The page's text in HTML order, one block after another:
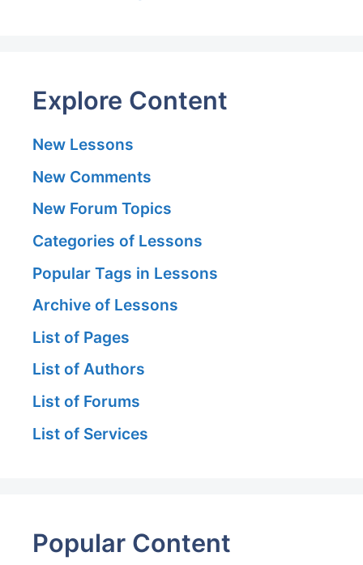
Explore Content
New Lessons
New Comments
New Forum Topics
Categories of Lessons
Popular Tags in Lessons
Archive of Lessons
List of Pages
List of Authors
List of Forums
List of Services
Popular Content